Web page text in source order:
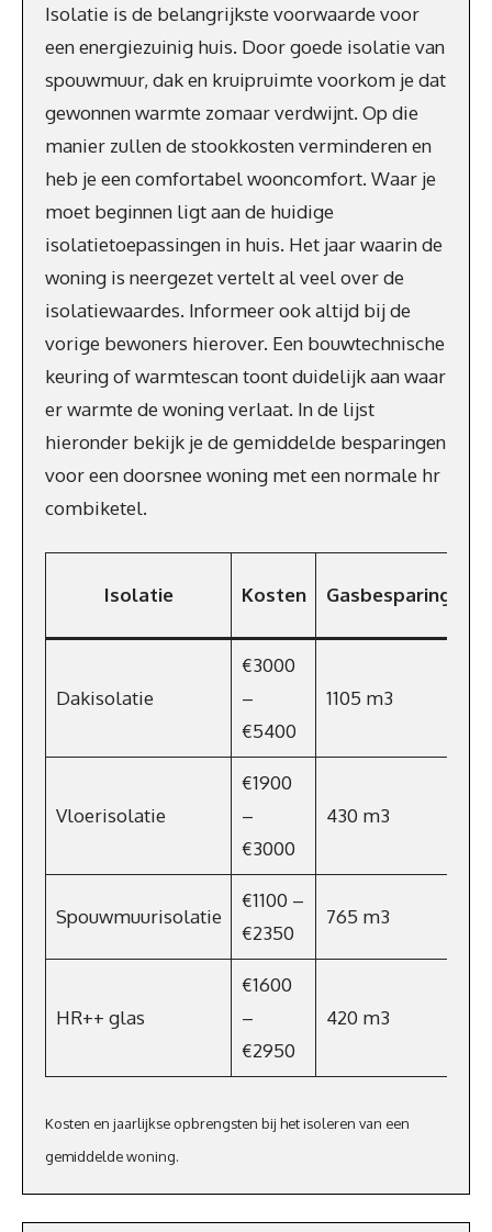
Isolatie is de belangrijkste voorwaarde voor
een energiezuinig huis. Door goede isolatie van
spouwmuur, dak en kruipruimte voorkom je dat
gewonnen warmte zomaar verdwijnt. Op die
manier zullen de stookkosten verminderen en
heb je een comfortabel wooncomfort. Waar je
moet beginnen ligt aan de huidige
isolatietoepassingen in huis. Het jaar waarin de
woning is neergezet vertelt al veel over de
isolatiewaardes. Informeer ook altijd bij de
vorige bewoners hierover. Een bouwtechnische
keuring of warmtescan toont duidelijk aan waar
er warmte de woning verlaat. In de lijst
hieronder bekijk je de gemiddelde besparingen
voor een doorsnee woning met een normale hr
combiketel.
Isolatie Kosten Gasbesparing
Dakisolatie
€3000
–
€5400
1105 m3
Vloerisolatie
€1900
–
€3000
430 m3
Spouwmuurisolatie
€1100 –
€2350
765 m3
HR++ glas
€1600
–
€2950
420 m3
Kosten en jaarlijkse opbrengsten bij het isoleren van een
gemiddelde woning.